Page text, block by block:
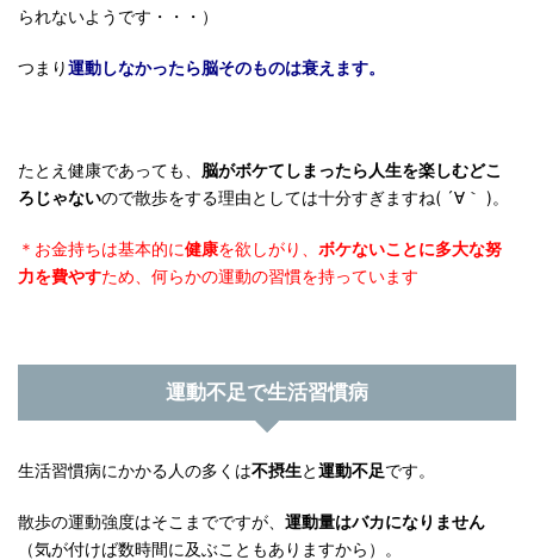
られないようです・・・）
つまり運動しなかったら脳そのものは衰えます。
たとえ健康であっても、 脳がボケてしまったら人生を楽しむどこ
ろじゃないので散歩をする理由としては十分すぎますね( ´∀｀ )。
＊お金持ちは基本的に健康を欲しがり、 ボケないことに多大な努
力を費やすため、何らかの運動の習慣を持っています
運動不足で生活習慣病
生活習慣病にかかる人の多くは不摂生と運動不足です。
散歩の運動強度はそこまでですが、 運動量はバカになりません
（気が付けば数時間に及ぶこともありますから）。